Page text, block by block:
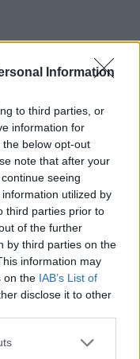
Information
to third parties, or
information for
below opt-out
note that after your
seeing
utilized by
third parties prior to
of the further
by third parties on the
information may
on the IAB’s List of
disclose it to other